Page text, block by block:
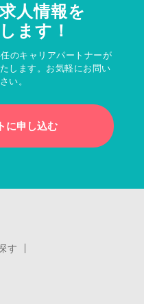
人情報を
ます！
のキャリアパートナーが
します。お気軽にお問い
い。
に申し込む
す